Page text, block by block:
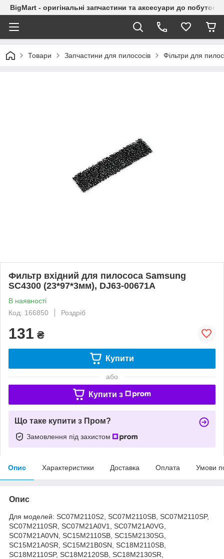
BigMart - оригінальні запчастини та аксесуари до побутової
Товари Запчастини для пилососів Фільтри для
Фильтр вхідний для пилососа Samsung
SC4300 (23*97*3мм), DJ63-00671A
В наявності
Код: 166850
Роздріб
131 ₴
Купити
або
Купити з
Що таке купити з Пром?
Замовлення під захистом
Опис Характеристики Доставка Оплата Умови
Опис
Для моделей: SC07M2110S2, SC07M2110SB, SC07M2110SP,
SC07M2110SR, SC07M21A0V1, SC07M21A0VG,
SC07M21A0VN, SC15M2110SB, SC15M2130SG,
SC15M21A0SR, SC15M21B0SN, SC18M2110SB,
SC18M2110SP, SC18M2120SB, SC18M2130SR,